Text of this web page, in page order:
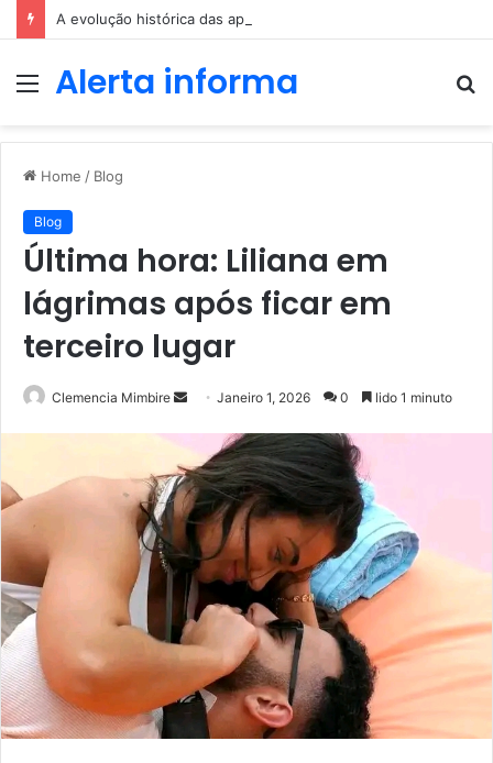
A evolução histórica das apostas ao longo dos séculos
MenuAlerta informa
Home / Blog
Blog
Última hora: Liliana em
lágrimas após ficar em
terceiro lugar
Clemencia Mimbire
Send
email
Janeiro 1, 2026 0 lido 1 minuto